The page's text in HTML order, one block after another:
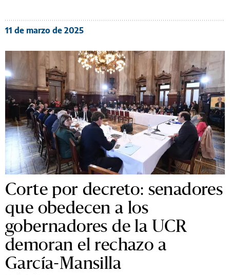
11 de marzo de 2025
Corte por decreto: senadores
que obedecen a los
gobernadores de la UCR
demoran el rechazo a
García-Mansilla